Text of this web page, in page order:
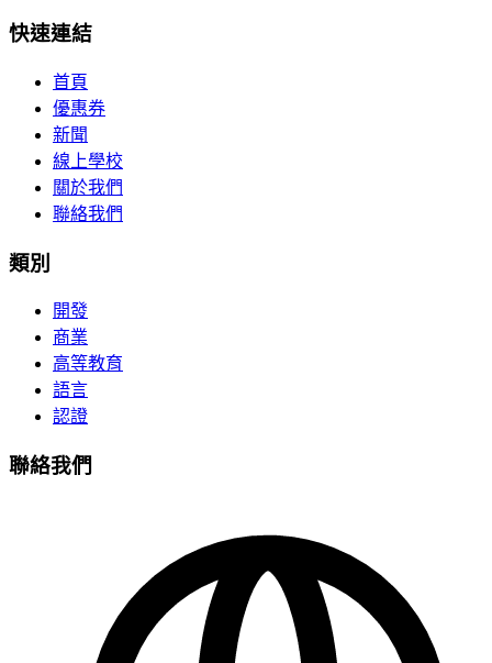
快速連結
首頁
優惠券
新聞
線上學校
關於我們
聯絡我們
類別
開發
商業
高等教育
語言
認證
聯絡我們